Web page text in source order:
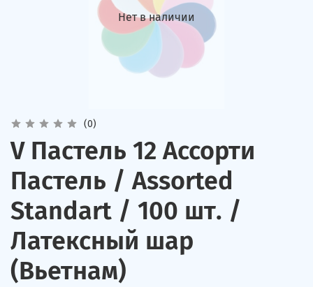
Нет в наличии
(0)
V Пастель 12 Ассорти
Пастель / Assorted
Standart / 100 шт. /
Латексный шар
(Вьетнам)